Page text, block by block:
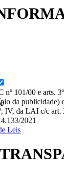
101/00 e arts.
da publicidade)
IV, da LAI c/c art.
2021
Leis